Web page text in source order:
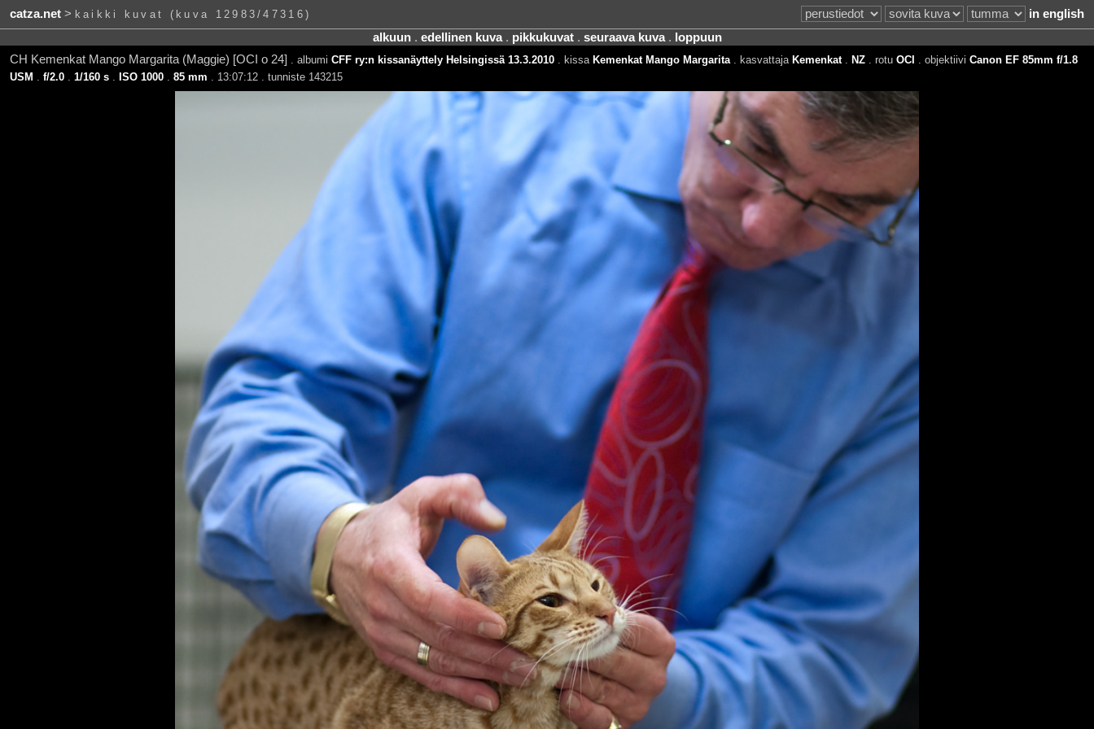
catza.net> kaikki kuvat (kuva 12983/47316)
in english
alkuun. edellinen kuva. pikkukuvat. seuraava kuva. loppuun
CH Kemenkat Mango Margarita (Maggie) [OCI o 24]
. albumi CFF ry:n kissanäyttely Helsingissä 13.3.2010. kissa Kemenkat Mango Margarita. kasvattaja Kemenkat. NZ. rotu OCI . objektiivi Canon EF 85mm f/1.8
USM
f/2.0. 1/160 s. ISO 1000. 85 mm . 13:07:12 . tunniste 143215